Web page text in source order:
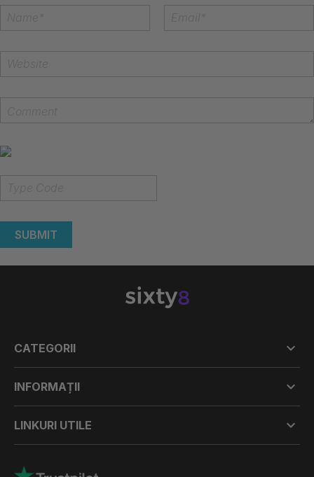
SUBMIT
CATEGORII 
INFORMAȚII 
LINKURI UTILE 